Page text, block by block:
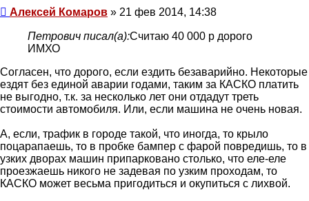
Сообщение
Алексей Комаров » 21 фев 2014, 14:38
Петрович писал(а):Считаю 40 000 р дорого
ИМХО
Согласен, что дорого, если ездить безаварийно. Некоторые
ездят без единой аварии годами, таким за КАСКО платить
не выгодно, т.к. за несколько лет они отдадут треть
стоимости автомобиля. Или, если машина не очень новая.
А, если, трафик в городе такой, что иногда, то крыло
поцарапаешь, то в пробке бампер с фарой повредишь, то в
узких дворах машин припарковано столько, что еле-еле
проезжаешь никого не задевая по узким проходам, то
КАСКО может весьма пригодиться и окупиться с лихвой.